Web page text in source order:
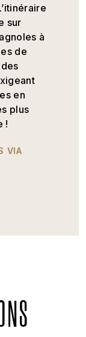
sur
à
de
en
plus
!
VIA